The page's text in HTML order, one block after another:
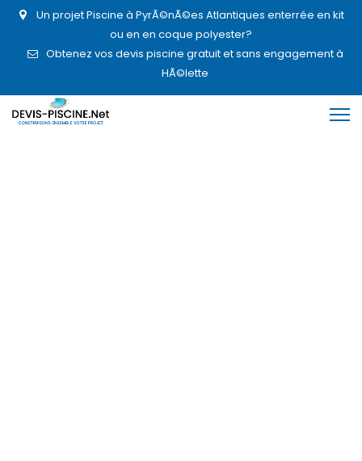
Un projet Piscine à PyrÃ©nÃ©es Atlantiques enterrée en kit
ou en en coque polyester?
Obtenez vos devis piscine gratuit et sans engagement à
HÃ©lette